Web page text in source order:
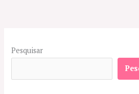
Pesquisar